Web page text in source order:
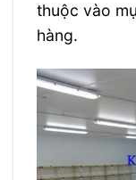
thuộc vào
hàng.